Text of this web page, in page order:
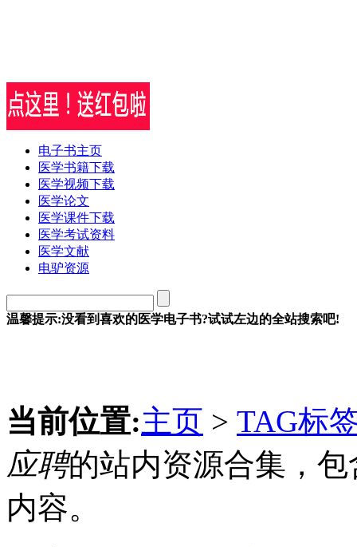
电子书主页
医学书籍下载
医学视频下载
医学论文
医学课件下载
医学考试资料
医学文献
电驴资源
温馨提示:没看到喜欢的医学电子书?试试左边的全站搜索吧!
当前位置:主页 > TAG标
应聘的站内资源合集，
内容。